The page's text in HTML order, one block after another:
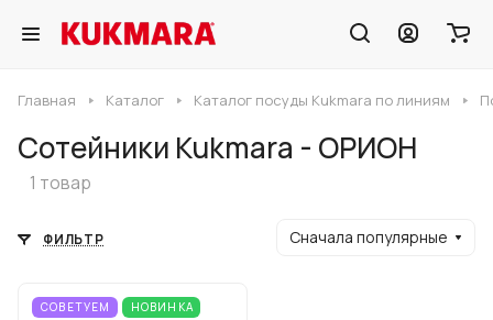
Главная Каталог Каталог посуды Kukmara по линиям
Сотейники Kukmara - ОРИОН
1 товар
ФИЛЬТР Сначала популярные
СОВЕТУЕМ НОВИНКА